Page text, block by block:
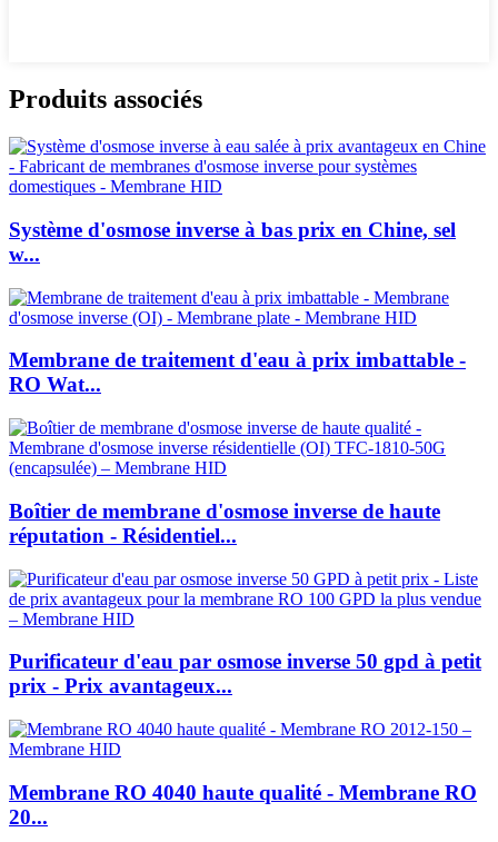
Produits associés
Système d'osmose inverse à bas prix en Chine, sel
w...
Membrane de traitement d'eau à prix imbattable -
RO Wat...
Boîtier de membrane d'osmose inverse de haute
réputation - Résidentiel...
Purificateur d'eau par osmose inverse 50 gpd à petit
prix - Prix avantageux...
Membrane RO 4040 haute qualité - Membrane RO
20...